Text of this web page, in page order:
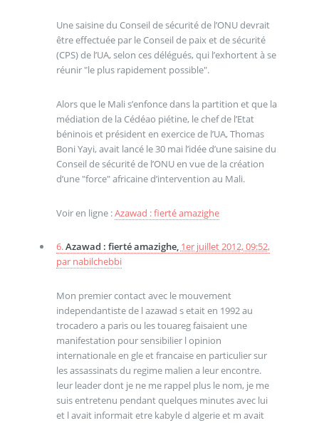
Une saisine du Conseil de sécurité de l’ONU devrait
être effectuée par le Conseil de paix et de sécurité
(CPS) de l’UA, selon ces délégués, qui l’exhortent à se
réunir "le plus rapidement possible".
Alors que le Mali s’enfonce dans la partition et que la
médiation de la Cédéao piétine, le chef de l’Etat
béninois et président en exercice de l’UA, Thomas
Boni Yayi, avait lancé le 30 mai l’idée d’une saisine du
Conseil de sécurité de l’ONU en vue de la création
d’une "force" africaine d’intervention au Mali.
Voir en ligne :Azawad : fierté amazighe
6.Azawad : fierté amazighe, 1er juillet 2012, 09:52,
par nabilchebbi
Mon premier contact avec le mouvement
independantiste de l azawad s etait en 1992 au
trocadero a paris ou les touareg faisaient une
manifestation pour sensibilier l opinion
internationale en gle et francaise en particulier sur
les assassinats du regime malien a leur encontre.
leur leader dont je ne me rappel plus le nom, je me
suis entretenu pendant quelques minutes avec lui
et l avait informait etre kabyle d algerie et m avait